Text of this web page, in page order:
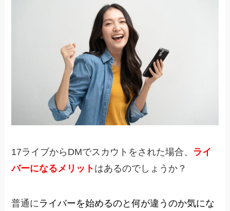
17ライブからDMでスカウトをされた場合、 ライ
バーになるメリット はあるのでしょうか？
普通に ライバーを始めるのと何が違うのか気にな